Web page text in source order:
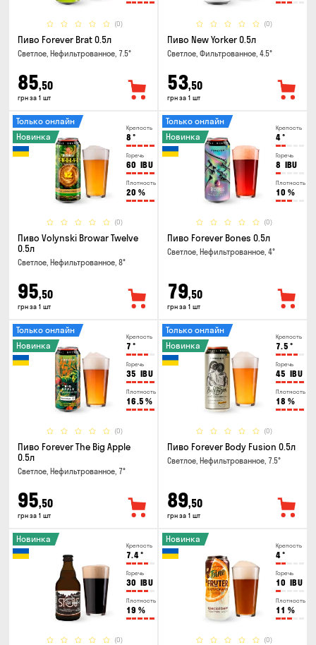
(0)
Пиво Forever Brat 0.5л
Светлое, Нефильтрованное, 7.5°
85,50
грн за 1 шт
(0)
Пиво New Yorker 0.5л
Светлое, Фильтрованное, 4.5°
53,50
грн за 1 шт
Крепость
8 °
Горечь
60 IBU
Плотность
20 %
(0)
Только онлайн
Новинка
Пиво Volynski Browar Twelve
0.5л
Светлое, Нефильтрованное, 8°
95,50
грн за 1 шт
Крепость
4°
Горечь
8 IBU
Плотность
10 %
(0)
Только онлайн
Новинка
Пиво Forever Bones 0.5л
Светлое, Нефильтрованное, 4°
79,50
грн за 1 шт
Крепость
7 °
Горечь
35 IBU
Плотность
16.5 %
(0)
Только онлайн
Новинка
Пиво Forever The Big Apple
0.5л
Светлое, Нефильтрованное, 7°
95,50
грн за 1 шт
Крепость
7.5 °
Горечь
45 IBU
Плотность
18 %
(0)
Только онлайн
Новинка
Пиво Forever Body Fusion 0.5л
Светлое, Нефильтрованное, 7.5°
89,50
грн за 1 шт
Крепость
7.4°
Горечь
30 IBU
Плотность
19 %
(0)
Новинка
Крепость
4°
Горечь
10 IBU
Плотность
11 %
(0)
Новинка